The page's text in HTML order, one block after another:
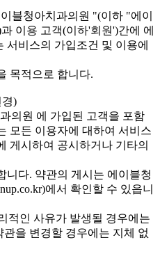
블청아치과의원 "(이하 "에이
이용 고객(이하'회원')간에 에
서비스의 가입조건 및 이용에
목적으로 합니다.
경)
의원 에 가입된 고객을 포함
모든 이용자에 대하여 서비스
게시하여 공시하거나 기타의
니다. 약관의 게시는 에이블청
에서 확인할 수 있읍니
적인 사유가 발생될 경우에는
을 변경할 경우에는 지체 없